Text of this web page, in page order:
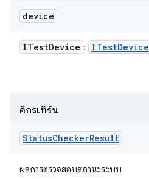
device
ITestDevice : ITestDevice
คิกรีเทิร์น
StatusCheckerResult
ผลการตรวจสอบสถานะระบบ